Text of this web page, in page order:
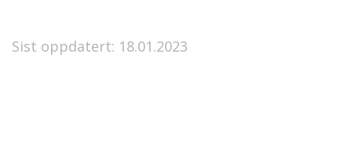
Sist oppdatert: 18.01.2023